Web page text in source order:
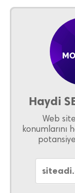
Haydi
Web
konumlarını